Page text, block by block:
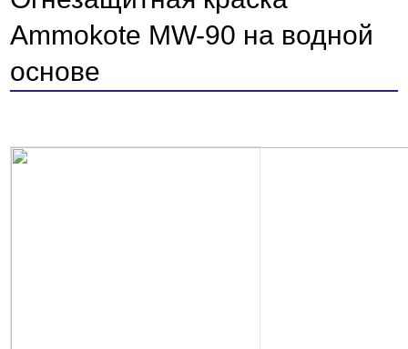
Ammokote MW-90 на водной
основе